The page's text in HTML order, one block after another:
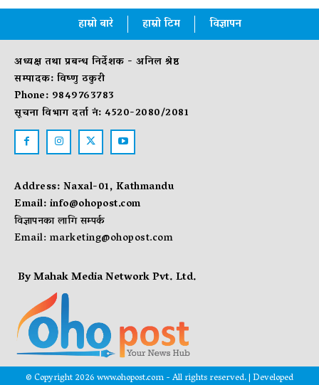
हाम्रो बारे हाम्रो टिम विज्ञापन
अध्यक्ष तथा प्रबन्ध निर्देशक - अनिल श्रेष्ठ
सम्पादक: विष्णु ठकुरी
Phone: 9849763783
सूचना विभाग दर्ता नं: 4520-2080/2081
Address: Naxal-01, Kathmandu
Email:info@ohopost.com
विज्ञापनका लागि सम्पर्क
Email:marketing@ohopost.com
By Mahak Media Network Pvt. Ltd.
© Copyright 2026 www.ohopost.com - All rights reserved. | Developed